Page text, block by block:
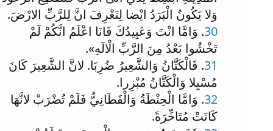
وَلا يَكُونُ الْبَرَدُ ايْضا لِتَعْرِفَ انَّ لِلرَّبِّ الارْضَ.
30. وَامَّا انْتَ وَعَبِيدُكَ فَانَا اعْلَمُ انَّكُمْ لَمْ
تَخْشُوا بَعْدُ مِنَ الرَّبِّ الْالَهِ».
31. فَالْكَتَّانُ وَالشَّعِيرُ ضُرِبَا. لانَّ الشَّعِيرَ كَانَ
مُسْبِلا وَالْكَتَّانُ مُبْزِرا.
32. وَامَّا الْحِنْطَةُ وَالْقَطَانِيُّ فَلَمْ تُضْرَبْ لانَّهَا
كَانَتْ مُتَاخِّرَةً.